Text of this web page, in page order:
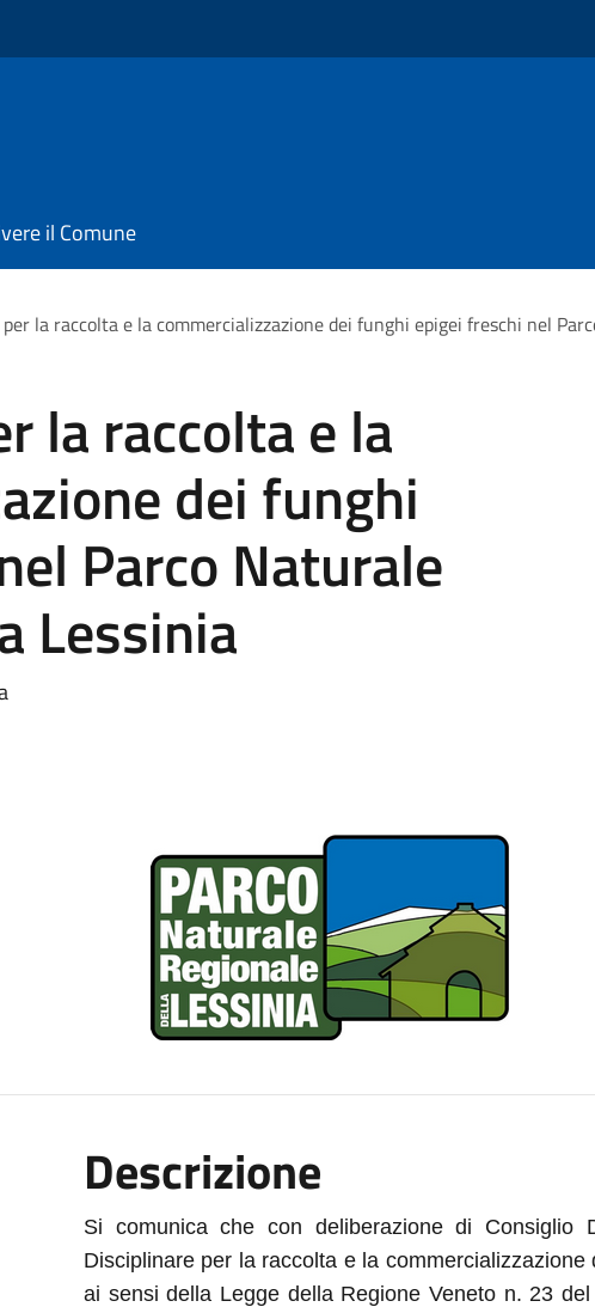
il Comune
la raccolta e la commercializzazione dei funghi epigei freschi nel
la raccolta e la
dei funghi
Parco Naturale
Lessinia
Descrizione
Si comunica che con deliberazione di
Disciplinare per la raccolta e la
ai sensi della Legge della Regione Veneto n. 23